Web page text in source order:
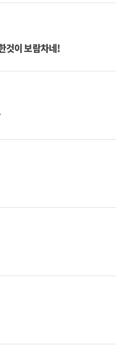
것이 보람차네!